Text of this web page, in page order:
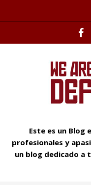
Este es un Blog
profesionales y
un blog dedicado a